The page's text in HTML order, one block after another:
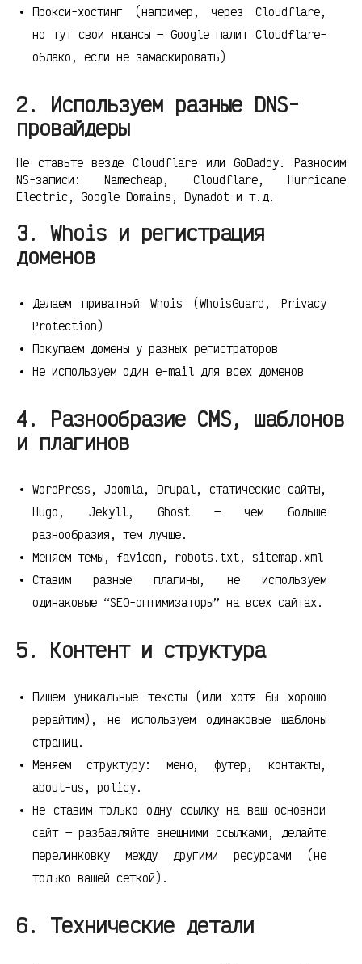
Прокси-хостинг (например, через Cloudflare,
но тут свои нюансы — Google палит Cloudflare-
облако, если не замаскировать)
2. Используем разные DNS-
провайдеры
Не ставьте везде Cloudflare или GoDaddy. Разносим
NS-записи: Namecheap, Cloudflare, Hurricane
Electric, Google Domains, Dynadot и т.д.
3. Whois и регистрация
доменов
Делаем приватный Whois (WhoisGuard, Privacy
Protection)
Покупаем домены у разных регистраторов
Не используем один e-mail для всех доменов
4. Разнообразие CMS, шаблонов
и плагинов
WordPress, Joomla, Drupal, статические сайты,
Hugo, Jekyll, Ghost — чем больше
разнообразия, тем лучше.
Меняем темы, favicon, robots.txt, sitemap.xml
Ставим разные плагины, не используем
одинаковые “SEO-оптимизаторы” на всех сайтах.
5. Контент и структура
Пишем уникальные тексты (или хотя бы хорошо
рерайтим), не используем одинаковые шаблоны
страниц.
Меняем структуру: меню, футер, контакты,
about-us, policy.
Не ставим только одну ссылку на ваш основной
сайт — разбавляйте внешними ссылками, делайте
перелинковку между другими ресурсами (не
только вашей сеткой).
6. Технические детали